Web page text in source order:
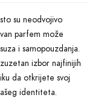
su neodvojivo
parfem može
i samopouzdanja.
izbor najfinijih
da otkrijete svoj
identiteta.